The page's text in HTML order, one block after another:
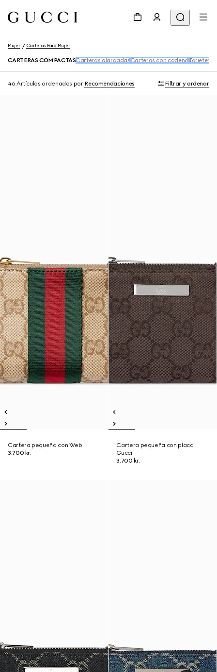
Mujer Carteras Para Mujer
CARTERAS COMPACTAS Carteras alargadas Carteras con cadena Tarjeteros
46 Artículos ordenados por Recomendaciones Filtrar y ordenar
Cartera pequeña con Web
3.700 kr.
Cartera pequeña con placa
Gucci
3.700 kr.